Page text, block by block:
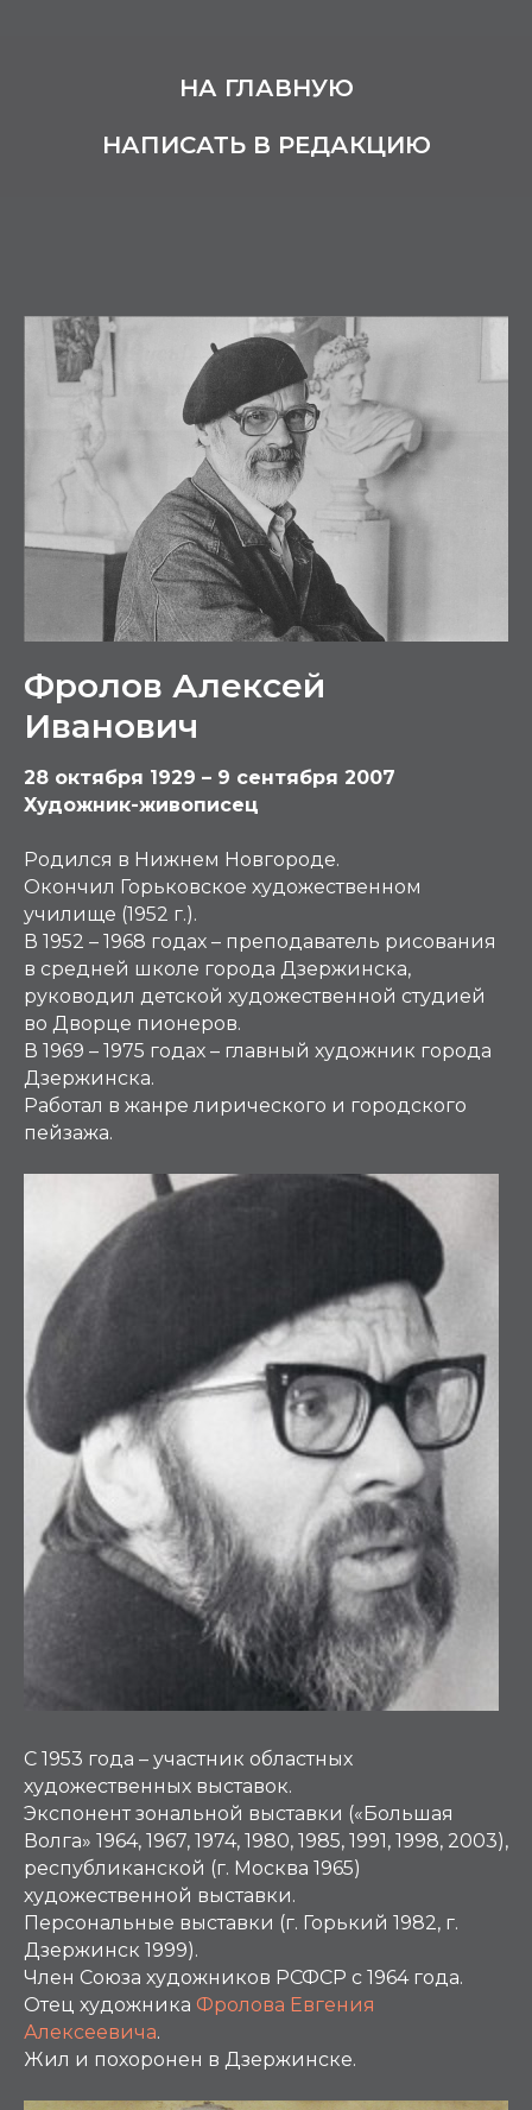
НА ГЛАВНУЮ
НАПИСАТЬ В РЕДАКЦИЮ
Фролов Алексей
Иванович
28 октября 1929 – 9 сентября 2007
Художник-живописец
Родился в Нижнем Новгороде.
Окончил Горьковское художественном
училище (1952 г.).
В 1952 – 1968 годах – преподаватель рисования
в средней школе города Дзержинска,
руководил детской художественной студией
во Дворце пионеров.
В 1969 – 1975 годах – главный художник города
Дзержинска.
Работал в жанре лирического и городского
пейзажа.
С 1953 года – участник областных
художественных выставок.
Экспонент зональной выставки («Большая
Волга» 1964, 1967, 1974, 1980, 1985, 1991, 1998, 2003),
республиканской (г. Москва 1965)
художественной выставки.
Персональные выставки (г. Горький 1982, г.
Дзержинск 1999).
Член Союза художников РСФСР с 1964 года.
Отец художника Фролова Евгения
Алексеевича.
Жил и похоронен в Дзержинске.